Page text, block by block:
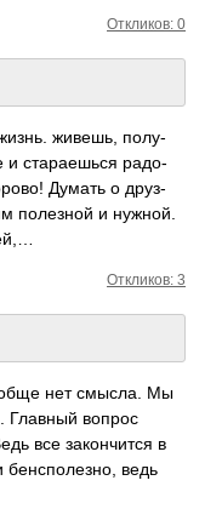
Откликов: 0
живешь, полу­
и стар­аешься радо­
Думать о друз­
поле­зной и нужной.
Откликов: 3
нет смысла. Мы
вопрос
все зако­нчится в
бенс­поле­зно, ведь